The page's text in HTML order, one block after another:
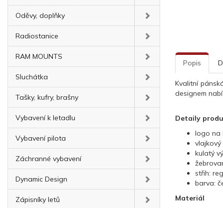
Oděvy, doplňky
Radiostanice
RAM MOUNTS
Sluchátka
Tašky, kufry, brašny
Vybavení k letadlu
Vybavení pilota
Záchranné vybavení
Dynamic Design
Zápisníky letů
Popis
Kvalitní
designem
Detaily
logo na
vlajkový
kulatý
střih:
barva:
Materiál